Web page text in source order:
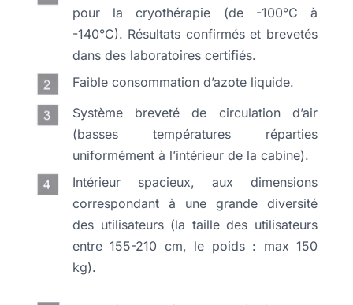
pour la cryothérapie (de -100°C à
-140°C). Résultats confirmés et brevetés
dans des laboratoires certifiés.
Faible consommation d’azote liquide.
Système breveté de circulation d’air
(basses températures réparties
uniformément à l’intérieur de la cabine).
Intérieur spacieux, aux dimensions
correspondant à une grande diversité
des utilisateurs (la taille des utilisateurs
entre 155-210 cm, le poids : max 150
kg).